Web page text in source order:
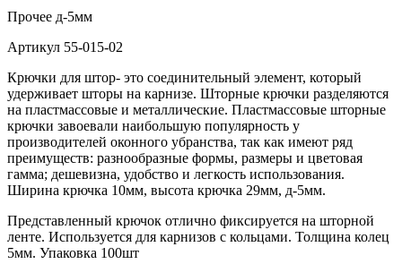
Прочее д-5мм
Артикул 55-015-02
Крючки для штор- это соединительный элемент, который
удерживает шторы на карнизе. Шторные крючки разделяются
на пластмассовые и металлические. Пластмассовые шторные
крючки завоевали наибольшую популярность у
производителей оконного убранства, так как имеют ряд
преимуществ: разнообразные формы, размеры и цветовая
гамма; дешевизна, удобство и легкость использования.
Ширина крючка 10мм, высота крючка 29мм, д-5мм.
Представленный крючок отлично фиксируется на шторной
ленте. Используется для карнизов с кольцами. Толщина колец
5мм. Упаковка 100шт